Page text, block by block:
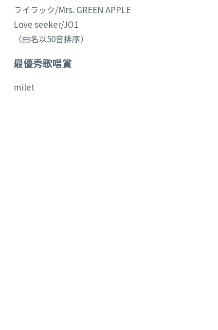
ライラック/Mrs. GREEN APPLE
Love seeker/JO1
（曲名以50音排序）
最優秀歌唱賞
milet